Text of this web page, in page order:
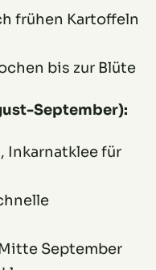
frühen Kartoffeln
bis zur Blüte
September):
Inkarnatklee für
September